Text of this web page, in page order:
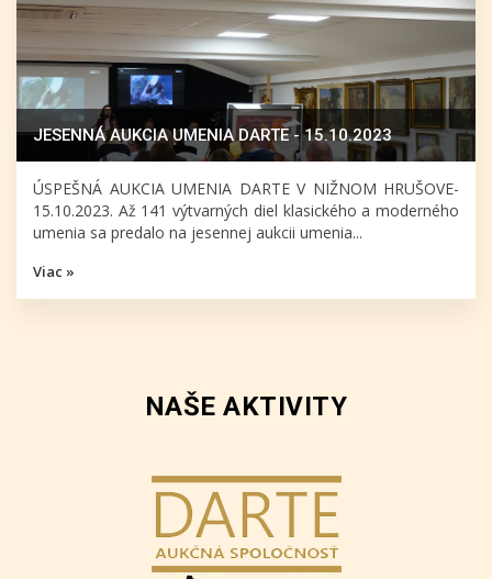
JESENNÁ AUKCIA UMENIA DARTE - 15.10.2023
ÚSPEŠNÁ AUKCIA UMENIA DARTE V NIŽNOM HRUŠOVE-
15.10.2023. Až 141 výtvarných diel klasického a moderného
umenia sa predalo na jesennej aukcii umenia...
Viac »
NAŠE AKTIVITY